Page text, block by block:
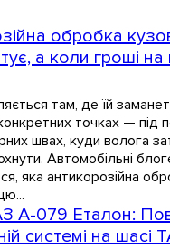
обробка
а коли гроші на
там, де їй
точках — під
швах, куди волога
Автомобільні
яка антикорозійна
А-079 Еталон:
системі на шасі